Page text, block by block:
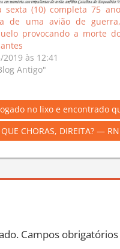
sexta (10) completa 75
de uma avião de
provocando a morte
2019 às 12:41
Antigo"
no lixo e encontrado
QUE CHORAS, DIREITA? —
Campos